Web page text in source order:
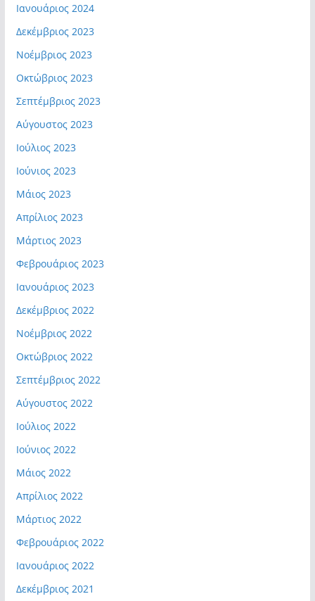
Ιανουάριος 2024
Δεκέμβριος 2023
Νοέμβριος 2023
Οκτώβριος 2023
Σεπτέμβριος 2023
Αύγουστος 2023
Ιούλιος 2023
Ιούνιος 2023
Μάιος 2023
Απρίλιος 2023
Μάρτιος 2023
Φεβρουάριος 2023
Ιανουάριος 2023
Δεκέμβριος 2022
Νοέμβριος 2022
Οκτώβριος 2022
Σεπτέμβριος 2022
Αύγουστος 2022
Ιούλιος 2022
Ιούνιος 2022
Μάιος 2022
Απρίλιος 2022
Μάρτιος 2022
Φεβρουάριος 2022
Ιανουάριος 2022
Δεκέμβριος 2021